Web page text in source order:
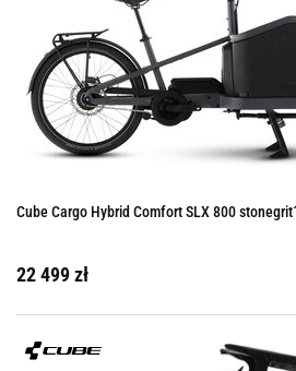
Cube Cargo Hybrid Comfort SLX 800
22 499 zł